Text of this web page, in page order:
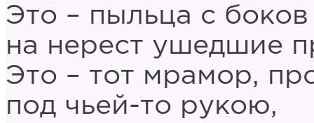
Это – пыльца с
на нерест ушедшие
Это – тот мрамор,
под чьей-то рукою,